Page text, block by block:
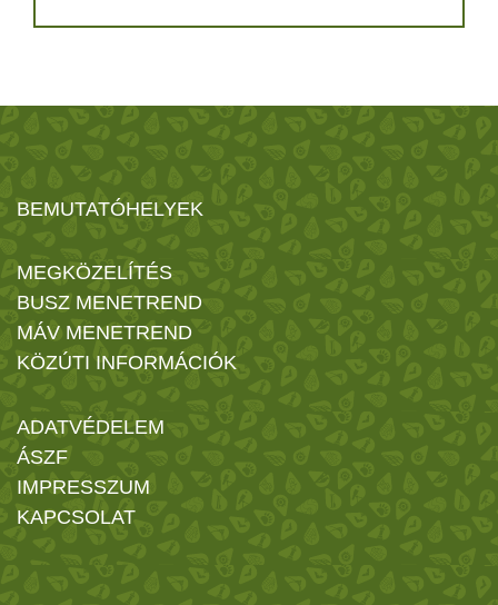
BEMUTATÓHELYEK
MEGKÖZELÍTÉS
BUSZ MENETREND
MÁV MENETREND
KÖZÚTI INFORMÁCIÓK
ADATVÉDELEM
ÁSZF
IMPRESSZUM
KAPCSOLAT